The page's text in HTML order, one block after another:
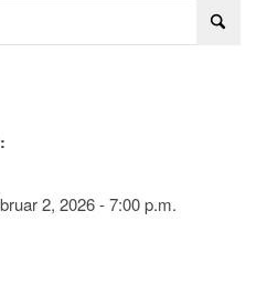
2, 2026 - 7:00 p.m.